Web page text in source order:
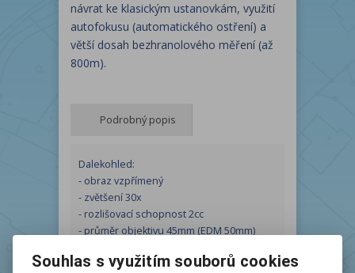
návrat ke klasickým ustanovkám, využití
autofokusu (automatického ostření) a
větší dosah bezhranolového měření (až
800m).
Podrobný popis
Dalekohled:
- obraz vzpřímený
- zvětšení 30x
- rozlišovací schopnost 2cc
- průměr objektivu 45mm (EDM 50mm)
Souhlas s využitím souborů cookies